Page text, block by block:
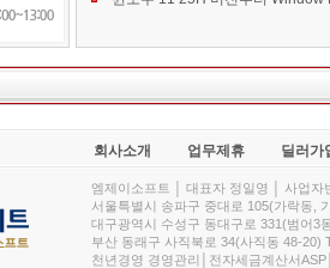
회사소개 업무제휴 딜러가
엠제이소프트 │ 대표자 정일영 │ 사업
서울특별시 송파구 중대로 105(가락동,
대구광역시 수성구 동대구로 331(범어3
부산 동래구 사직북로 34(사직동 48-20)
천년경영 경영관리│전자세금계산서